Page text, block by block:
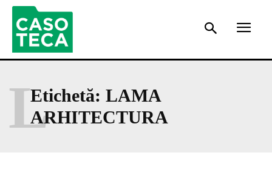
Etichetă: LAMA
ARHITECTURA
L